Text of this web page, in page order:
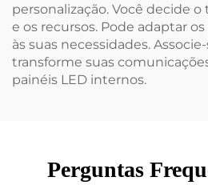
personalização. Você decide
e os recursos. Pode adaptar
às suas necessidades.
transforme suas
painéis LED internos.
Perguntas